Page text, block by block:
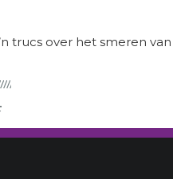
trucs over het smeren